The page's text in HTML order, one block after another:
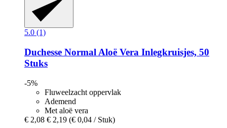
5.0 (1)
Duchesse Normal Aloë Vera Inlegkruisjes, 50
Stuks
-5%
Fluweelzacht oppervlak
Ademend
Met aloë vera
€ 2,08 € 2,19 (€ 0,04 / Stuk)